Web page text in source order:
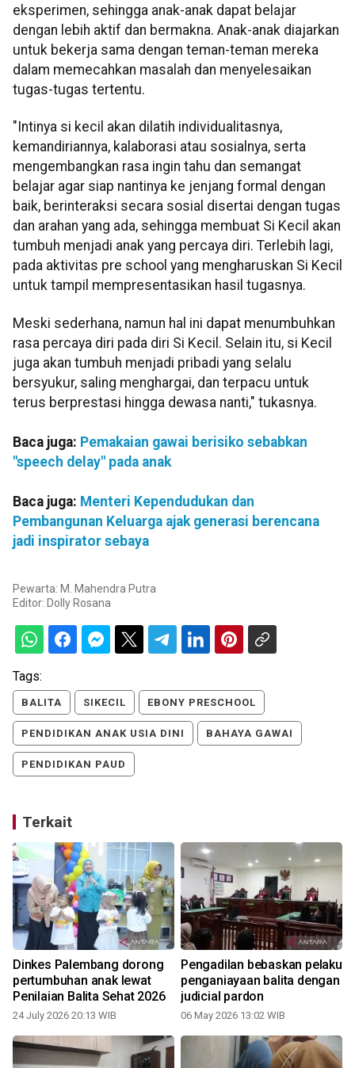
eksperimen, sehingga anak-anak dapat belajar
dengan lebih aktif dan bermakna. Anak-anak diajarkan
untuk bekerja sama dengan teman-teman mereka
dalam memecahkan masalah dan menyelesaikan
tugas-tugas tertentu.
"Intinya si kecil akan dilatih individualitasnya,
kemandiriannya, kalaborasi atau sosialnya, serta
mengembangkan rasa ingin tahu dan semangat
belajar agar siap nantinya ke jenjang formal dengan
baik, berinteraksi secara sosial disertai dengan tugas
dan arahan yang ada, sehingga membuat Si Kecil akan
tumbuh menjadi anak yang percaya diri. Terlebih lagi,
pada aktivitas pre school yang mengharuskan Si Kecil
untuk tampil mempresentasikan hasil tugasnya.
Meski sederhana, namun hal ini dapat menumbuhkan
rasa percaya diri pada diri Si Kecil. Selain itu, si Kecil
juga akan tumbuh menjadi pribadi yang selalu
bersyukur, saling menghargai, dan terpacu untuk
terus berprestasi hingga dewasa nanti," tukasnya.
Baca juga: Pemakaian gawai berisiko sebabkan
"speech delay" pada anak
Baca juga: Menteri Kependudukan dan
Pembangunan Keluarga ajak generasi berencana
jadi inspirator sebaya
Pewarta: M. Mahendra Putra
Editor: Dolly Rosana
Tags:
BALITA SIKECIL EBONY PRESCHOOL
PENDIDIKAN ANAK USIA DINI BAHAYA GAWAI
PENDIDIKAN PAUD
Terkait
Dinkes Palembang dorong
pertumbuhan anak lewat
Penilaian Balita Sehat 2026
24 July 2026 20:13 WIB
Pengadilan bebaskan pelaku
penganiayaan balita dengan
judicial pardon
06 May 2026 13:02 WIB